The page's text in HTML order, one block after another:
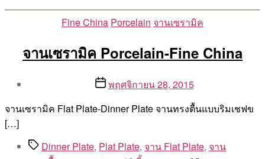
Categories
Fine China Porcelain จานเซรามิค
จานเซรามิค Porcelain-Fine China
Aea
Postพฤศจิกายน 28, 2015
จานเซรามิค Flat Plate-Dinner Plate จานทรงตื้นแบบริมเชฟข
[…]
TagsDinner Plate, Plat Plate, จาน Flat Plate, จาน